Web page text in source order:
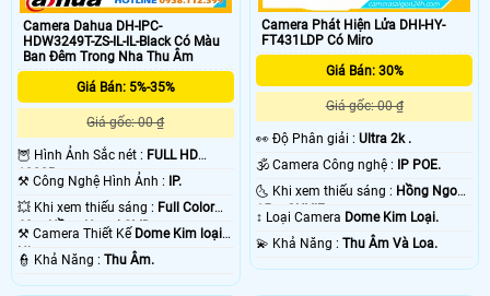
Camera Dahua DH-IPC-
HDW3249T-ZS-IL-IL-Black Có Màu
Ban Đêm Trong Nha Thu Âm
Giá Bán: 5%-35%
Giá gốc: 00 ₫
🦉 Hình Ảnh Sắc nét : FULL HD
1080P .
⚒ Công Nghệ Hình Ảnh :
IP.
💥 Khi xem thiếu sáng : Full Color
60m Hồng Ngoại SMD.
⚒ Camera Thiết Kế Dome Kim loại +
Nhựa.
️👮 Khả Năng : Thu Âm.
Camera Phát Hiện Lửa DHI-HY-
FT431LDP Có Miro
Giá Bán: 30%
Giá gốc: 00 ₫
️👀 Độ Phân giải :Ultra 2k .
🕉️ Camera Công nghệ :
IP POE.
🌜 Khi xem thiếu sáng : Hồng Ngoại
15m ONVIF.
↕️ Loại Camera Dome Kim Loại.
️💫 Khả Năng :Thu Âm Và Loa.